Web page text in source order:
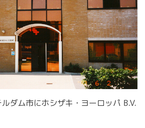
ダム市にホシザキ・ヨーロッパ B.V.